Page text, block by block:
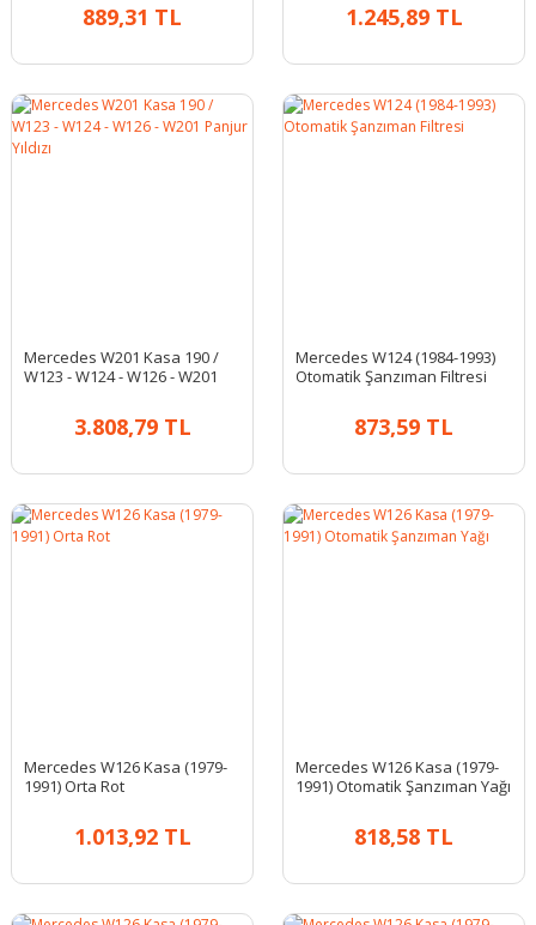
889,31 TL 1.245,89 TL
Mercedes W201 Kasa 190 /
W123 - W124 - W126 - W201
3.808,79 TL
Mercedes W124 (1984-1993)
Otomatik Şanzıman Filtresi
873,59 TL
Mercedes W126 Kasa (1979-
1991) Orta Rot
1.013,92 TL
Mercedes W126 Kasa (1979-
1991) Otomatik Şanzıman Yağı
818,58 TL